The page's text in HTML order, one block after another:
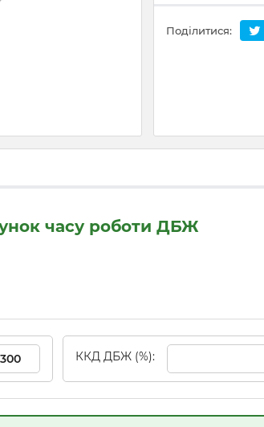
Поділитися:
часу роботи ДБЖ
ККД ДБЖ (%):